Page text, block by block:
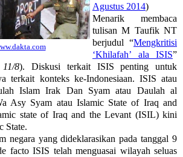
Agustus 2014)
Menarik membaca
tulisan M Taufik NT
berjudul “Mengkritisi
‘Khilafah’ ala ISIS”
8). Diskusi terkait ISIS penting untuk
terkait konteks ke-Indonesiaan. ISIS atau
Islam Irak Dan Syam atau Daulah al
Asy Syam atau Islamic State of Iraq and
state of Iraq and the Levant (ISIL) kini
State.
negara yang dideklarasikan pada tanggal 9
facto ISIS telah menguasai wilayah seluas